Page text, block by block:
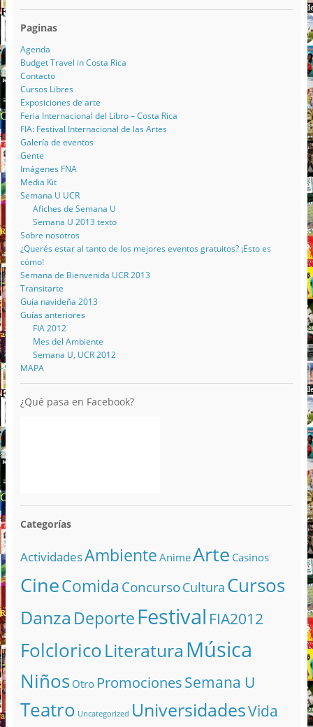
Paginas
Agenda
Budget Travel in Costa Rica
Contacto
Cursos Libres
Exposiciones de arte
Feria Internacional del Libro – Costa Rica
FIA: Festival Internacional de las Artes
Galería de eventos
Gente
Imágenes FNA
Media Kit
Semana U UCR
Afiches de Semana U
Semana U 2013 texto
Sobre nosotros
¿Querés estar al tanto de los mejores eventos gratuitos? ¡Esto es
cómo!
Semana de Bienvenida UCR 2013
Transitarte
Guía navideña 2013
Guías anteriores
FIA 2012
Mes del Ambiente
Semana U, UCR 2012
MAPA
¿Qué pasa en Facebook?
Categorías
ActividadesAmbiente AnimeArte Casinos
CineComida ConcursoCultura Cursos
Danza DeporteFestival FIA2012
FolcloricoLiteratura Música
Niños Otro PromocionesSemana U
Teatro Uncategorized UniversidadesVida